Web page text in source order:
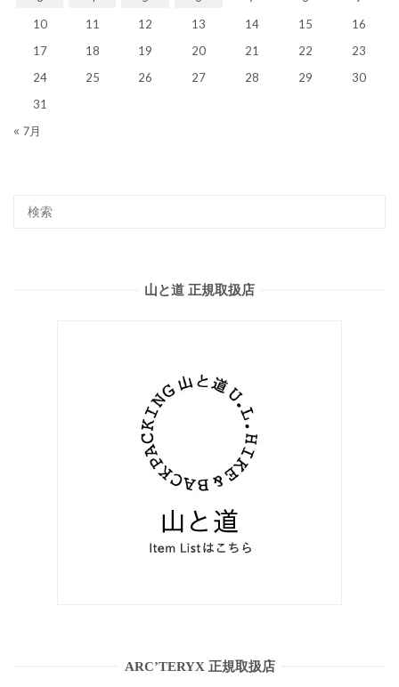
10
11 12 13 14 15
16
17
18 19 20 21 22
23
24
25 26 27 28 29
30
31
« 7月
山と道 正規取扱店
ARC’TERYX 正規取扱店